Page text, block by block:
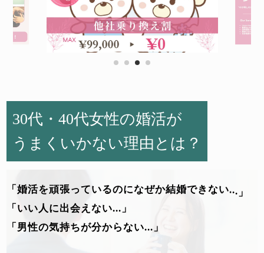
1 2 3 4
30代・40代女性の婚活が
うまくいかない理由とは？
「婚活を頑張っているのになぜか結婚できない..
」
「 いい 人 に出会 えない... 」
「 男性の気持ちが分からない... 」